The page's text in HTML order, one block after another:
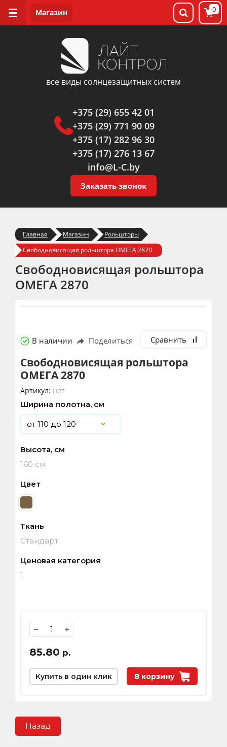
все виды солнцезащитных систем
+375 (29) 655 42 01
+375 (29) 771 90 09
+375 (17) 282 96 30
+375 (17) 276 13 67
info@L-C.by
Заказать звонок
0
Главная Магазин
Рольшторы
Свободновисящая рольштора ОМЕГА 2870
Свободновисящая рольштора
ОМЕГА 2870
В наличии Поделиться Сравнить
Свободновисящая рольштора
ОМЕГА 2870
Артикул: нет
Ширина полотна, см
Высота, см
160 см
Цвет
Ткань
Стандарт
Ценовая категория
1
− +
85.80 р.
В корзину
Купить в один клик
Назад